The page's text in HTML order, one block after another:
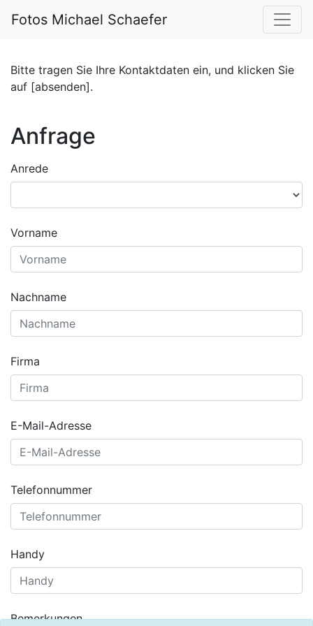
Fotos Michael Schaefer
Bitte tragen Sie Ihre Kontaktdaten ein, und klicken Sie
auf [absenden].
Anfrage
Anrede
Vorname
Nachname
Firma
E-Mail-Adresse
Telefonnummer
Handy
Bemerkungen